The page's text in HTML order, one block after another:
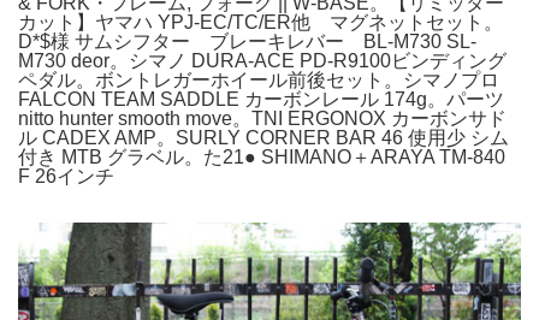
カット】ヤマハ YPJ-EC/TC/ER他 マグネットセット。
D*$様 サムシフター ブレーキレバー BL-M730 SL-
M730 deor。シマノ DURA-ACE PD-R9100ビンディング
ペダル。ボントレガーホイール前後セット。シマノプロ
FALCON TEAM SADDLE カーボンレール 174g。パーツ
nitto hunter smooth move。TNI ERGONOX カーボンサド
ル CADEX AMP。SURLY CORNER BAR 46 使用少 シム
付き MTB グラベル。た21● SHIMANO＋ARAYA TM-840
F 26インチ